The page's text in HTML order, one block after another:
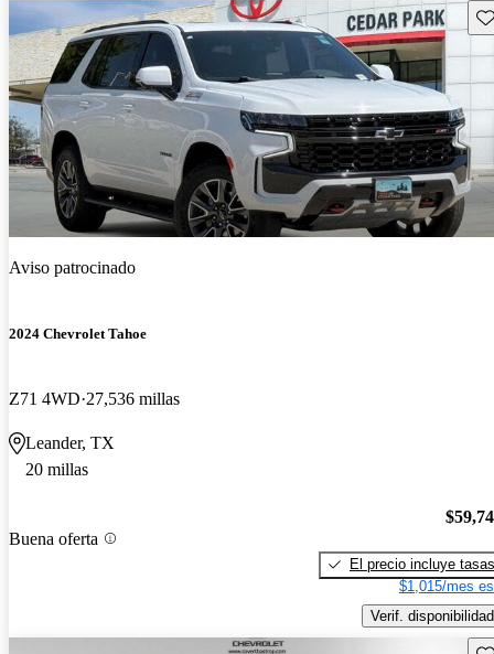
Aviso patrocinado
2024 Chevrolet Tahoe
Z71 4WD 27,536 millas
Leander, TX
20 millas
Buena oferta
El precio incluye tasas
$1,015/mes
Verif. disponibilidad